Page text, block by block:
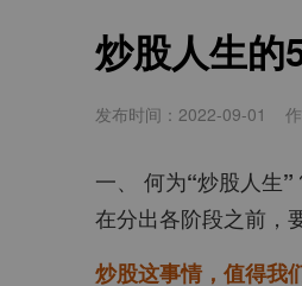
炒股人生的
发布时间：2022-09-01
一、 何为“炒股人生”
在分出各阶段之前，
炒股这事情，值得我